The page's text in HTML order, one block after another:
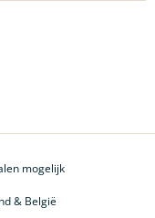
mogelijk
& België